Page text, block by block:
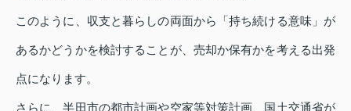
このように、収支と暮らしの両面から「持ち続ける意味」が
あるかどうかを検討することが、売却か保有かを考える出発
点になります。
さらに、半田市の都市計画や空家等対策計画、国土交通省が